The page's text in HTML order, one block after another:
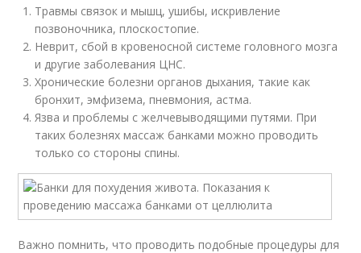
Травмы связок и мышц, ушибы, искривление
позвоночника, плоскостопие.
Неврит, сбой в кровеносной системе головного мозга
и другие заболевания ЦНС.
Хронические болезни органов дыхания, такие как
бронхит, эмфизема, пневмония, астма.
Язва и проблемы с желчевыводящими путями. При
таких болезнях массаж банками можно проводить
только со стороны спины.
Важно помнить, что проводить подобные процедуры для